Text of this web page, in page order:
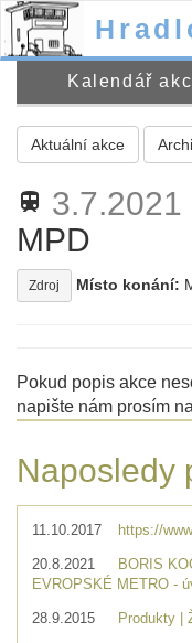
Kalendář
Aktuální akce
train 3.7.2021
MPD
Zdroj Místo konání:
Pokud popis akce
napište nám prosím
Naposledy
11.10.2017 https://
20.8.2021
BORIS
EVROPSKÉ METRO -
28.9.2015 Produkty |